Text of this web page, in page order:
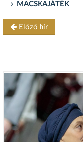
MACSKAJÁTÉK
Előző hír